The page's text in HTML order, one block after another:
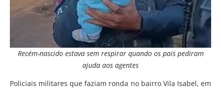
Recém-nascido estava sem respirar quando os pais pediram
ajuda aos agentes
Policiais militares que faziam ronda no bairro Vila Isabel, em